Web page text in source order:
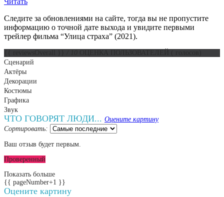
Следите за обновлениями на сайте, тогда вы не пропустите
информацию о точной дате выхода и увидите первыми
трейлер фильма “Улица страха” (2021).
Сценарий
Актёры
Декорации
Костюмы
Графика
Звук
ЧТО ГОВОРЯТ ЛЮДИ... Оцените картину
Сортировать:
Ваш отзыв будет первым.
Проверенный
Показать больше
{{ pageNumber+1 }}
Оцените картину